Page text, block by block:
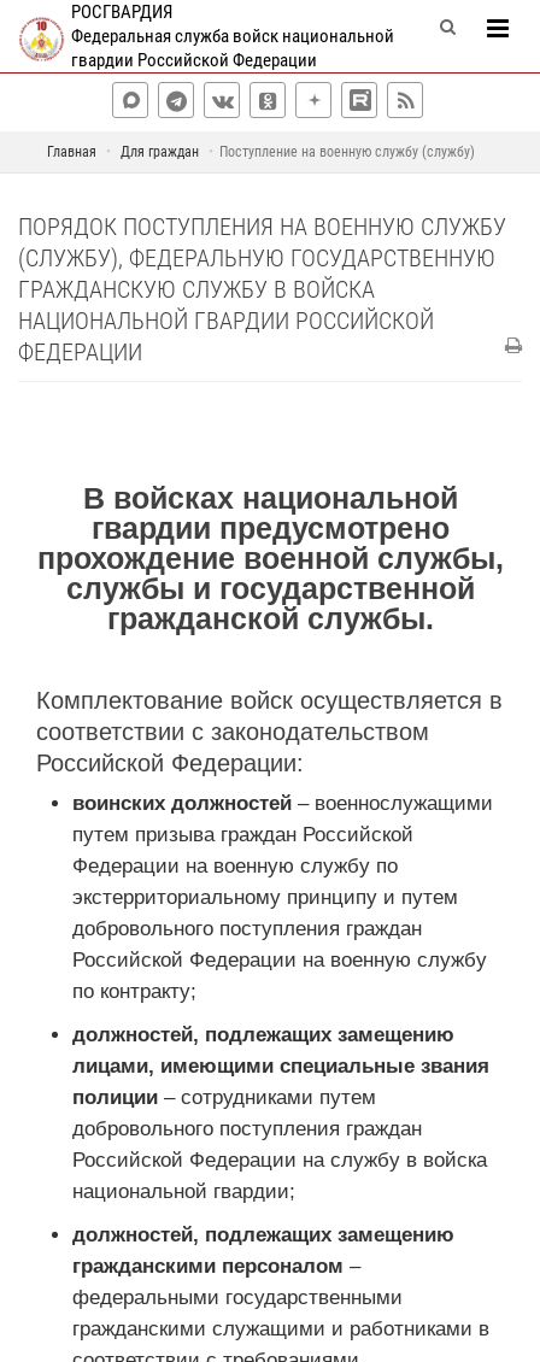
РОСГВАРДИЯ
Федеральная служба войск национальной
гвардии Российской Федерации
Главная Для граждан Поступление на военную службу (службу)
ПОРЯДОК ПОСТУПЛЕНИЯ НА ВОЕННУЮ СЛУЖБУ
(СЛУЖБУ), ФЕДЕРАЛЬНУЮ ГОСУДАРСТВЕННУЮ
ГРАЖДАНСКУЮ СЛУЖБУ В ВОЙСКА
НАЦИОНАЛЬНОЙ ГВАРДИИ РОССИЙСКОЙ
ФЕДЕРАЦИИ
В войсках национальной
гвардии предусмотрено
прохождение военной службы,
службы и государственной
гражданской службы.
Комплектование войск осуществляется в
соответствии с законодательством
Российской Федерации:
воинских должностей – военнослужащими
путем призыва граждан Российской
Федерации на военную службу по
экстерриториальному принципу и путем
добровольного поступления граждан
Российской Федерации на военную службу
по контракту;
должностей, подлежащих замещению
лицами, имеющими специальные звания
полиции – сотрудниками путем
добровольного поступления граждан
Российской Федерации на службу в войска
национальной гвардии;
должностей, подлежащих замещению
гражданскими персоналом –
федеральными государственными
гражданскими служащими и работниками в